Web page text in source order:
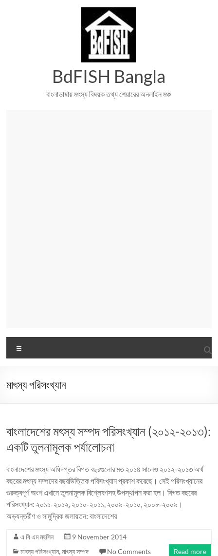
BdFISH Bangla
বাংলাভাষায় মৎস্য বিষয়ক তথ্য শেয়ারের অনলাইন মঞ্চ
মাৎস্য পরিসংখ্যান
বাংলাদেশের মৎস্য সম্পদ পরিসংখ্যান (২০১২-২০১৩):
একটি তুলনামূলক পর্যালোচনা
বাংলাদেশের মৎস্য অধিদপ্তর বিগত বছরগুলোর মত ২০১৪ সালেও ২০১২-২০১৩ অর্থ
বছরের মৎস্য সম্পদের বছরভিত্তিক পরিসংখ্যান প্রকাশ করেছে। সেই পরিসংখ্যানের
গুরুত্বপূর্ণ অংশ এখানে তুলনামূলক বিশ্লেষণসহ উপস্থাপন করা হল। বিগত বছরের
পরিসংখ্যান: ২০১১-২০১২, ২০১০-২০১১, ২০০৯-২০১০, ২০০৮-২০০৯।
অভ্যন্তরীণ ও সামুদ্রিক জলায়তন: বাংলাদেশের
এ বি এম মহসিন
9 November 2014
মাৎস্য পরিসংখ্যান,মাৎস্য সম্পদ No Comments Read more